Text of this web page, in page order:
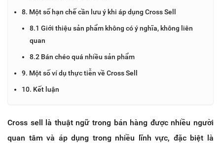
8. Một số hạn chế cần lưu ý khi áp dụng Cross Sell
8.1 Giới thiệu sản phẩm không có ý nghĩa, không liên
quan
8.2 Bán chéo quá nhiều sản phẩm
9. Một số ví dụ thực tiễn về Cross Sell
10. Kết luận
Cross sell là thuật ngữ trong bán hàng được nhiều người
quan tâm và áp dụng trong nhiều lĩnh vực, đặc biệt là